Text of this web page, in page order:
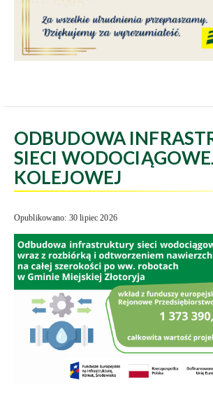
ODBUDOWA
SIECI
KOLEJOWEJ
Opublikowano: 30 lipiec 2026